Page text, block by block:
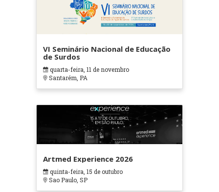
VI Seminário Nacional de Educação
de Surdos
quarta-feira, 11 de novembro
Santarém, PA
Artmed Experience 2026
quinta-feira, 15 de outubro
Sao Paulo, SP